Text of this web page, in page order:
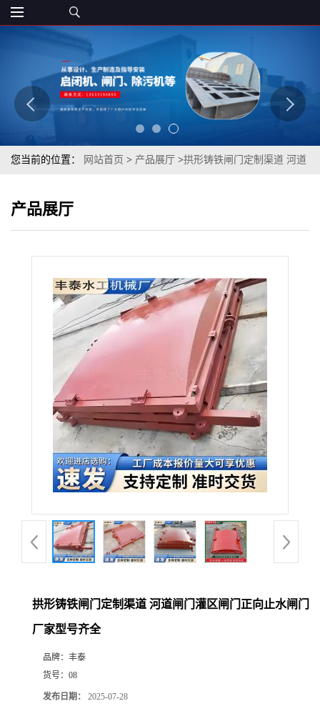
您当前的位置： 网站首页 > 产品展厅 >拱形铸铁闸门定制渠道 河道
产品展厅
拱形铸铁闸门定制渠道 河道闸门灌区闸门正向止水闸门
厂家型号齐全
品牌： 丰泰
货号： 08
发布日期： 2025-07-28